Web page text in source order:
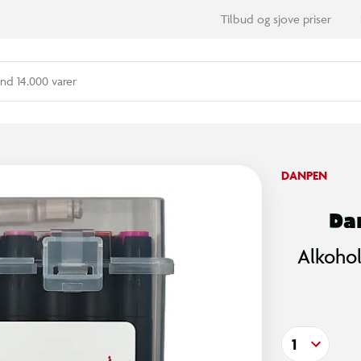
Tilbud og sjove priser
14.000 varer
DANPEN
1